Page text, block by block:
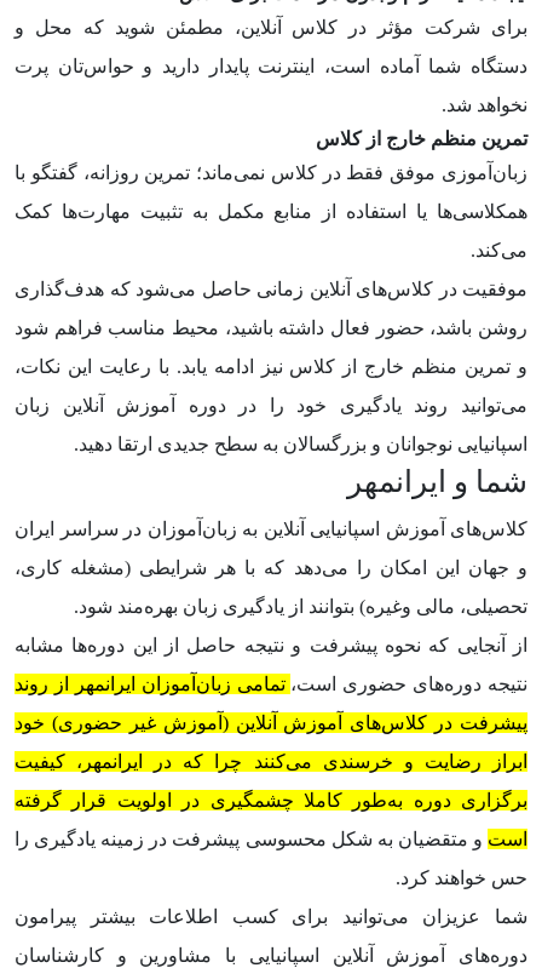
برای شرکت مؤثر در کلاس آنلاین، مطمئن شوید که محل و
دستگاه شما آماده است، اینترنت پایدار دارید و حواس‌تان پرت
نخواهد شد.
تمرین منظم خارج از کلاس
زبان‌آموزی موفق فقط در کلاس نمی‌ماند؛ تمرین روزانه، گفتگو با
همکلاسی‌ها یا استفاده از منابع مکمل به تثبیت مهارت‌ها کمک
می‌کند.
موفقیت در کلاس‌های آنلاین زمانی حاصل می‌شود که هدف‌گذاری
روشن باشد، حضور فعال داشته باشید، محیط مناسب فراهم شود
و تمرین منظم خارج از کلاس نیز ادامه یابد. با رعایت این نکات،
می‌توانید روند یادگیری خود را در دوره آموزش آنلاین زبان
اسپانیایی نوجوانان و بزرگسالان به سطح جدیدی ارتقا دهید.
شما و ایرانمهر
کلاس‌های آموزش اسپانیایی آنلاین به زبان‌آموزان در سراسر ایران
و جهان این امکان را می‌دهد که با هر شرایطی (مشغله کاری،
تحصیلی، مالی وغیره) بتوانند از یادگیری زبان بهره‌مند شود.
از آنجایی که نحوه پیشرفت و نتیجه حاصل از این دوره‌ها مشابه
نتیجه دوره‌های حضوری است، تمامی زبان‌آموزان ایرانمهر از روند
پیشرفت در کلاس‌های آموزش آنلاین (آموزش غیر حضوری) خود
ابراز رضایت و خرسندی می‌کنند چرا که در ایرانمهر، کیفیت
برگزاری دوره به‌طور کاملا چشمگیری در اولویت قرار گرفته
است و متقضیان به شکل محسوسی پیشرفت در زمینه یادگیری را
حس خواهند کرد.
شما عزیزان می‌توانید برای کسب اطلاعات بیشتر پیرامون
دوره‌های آموزش آنلاین اسپانیایی با مشاورین و کارشناسان